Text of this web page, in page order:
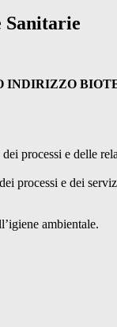
Sanitarie
INDIRIZZO
processi e delle
processi e dei
ambientale.